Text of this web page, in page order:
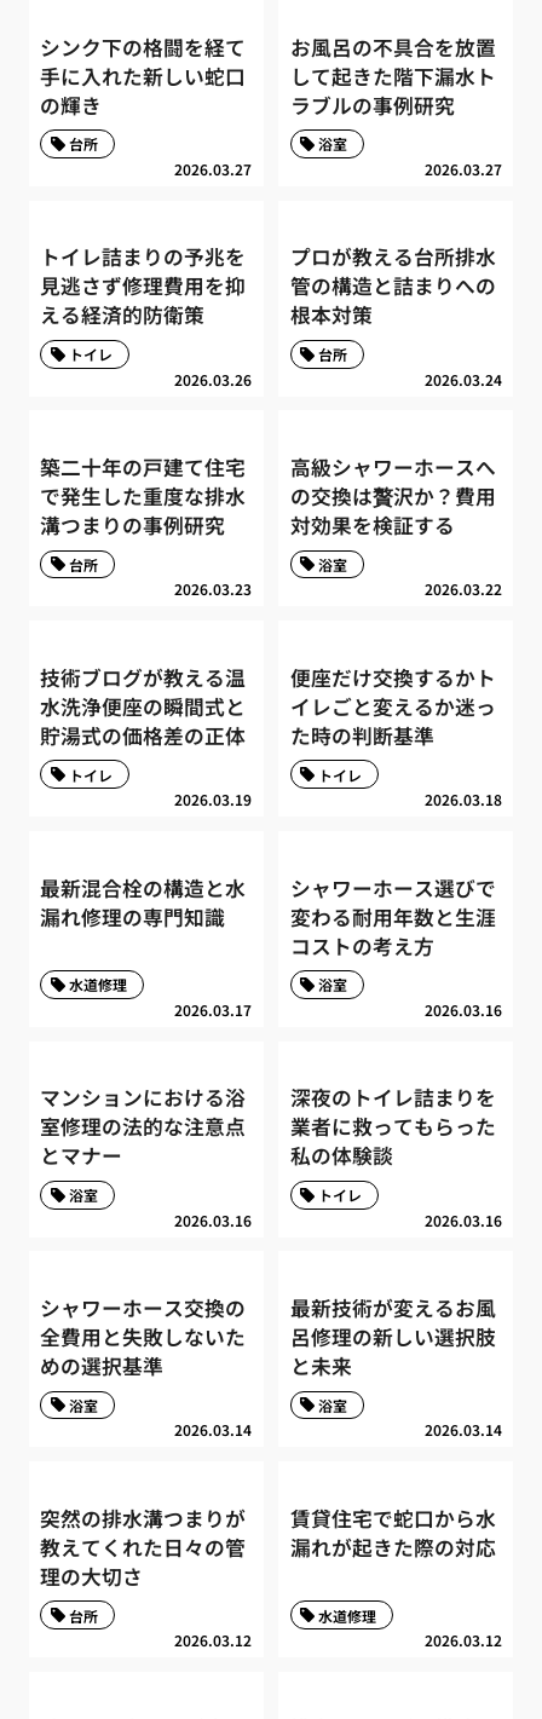
シンク下の格闘を経て
手に入れた新しい蛇口
の輝き
2026.03.27
台所
お風呂の不具合を放置
して起きた階下漏水ト
ラブルの事例研究
2026.03.27
浴室
トイレ詰まりの予兆を
見逃さず修理費用を抑
える経済的防衛策
2026.03.26
トイレ
プロが教える台所排水
管の構造と詰まりへの
根本対策
2026.03.24
台所
築二十年の戸建て住宅
で発生した重度な排水
溝つまりの事例研究
2026.03.23
台所
高級シャワーホースへ
の交換は贅沢か？費用
対効果を検証する
2026.03.22
浴室
技術ブログが教える温
水洗浄便座の瞬間式と
貯湯式の価格差の正体
2026.03.19
トイレ
便座だけ交換するかト
イレごと変えるか迷っ
た時の判断基準
2026.03.18
トイレ
最新混合栓の構造と水
漏れ修理の専門知識
2026.03.17
水道修理
シャワーホース選びで
変わる耐用年数と生涯
コストの考え方
2026.03.16
浴室
マンションにおける浴
室修理の法的な注意点
とマナー
2026.03.16
浴室
深夜のトイレ詰まりを
業者に救ってもらった
私の体験談
2026.03.16
トイレ
シャワーホース交換の
全費用と失敗しないた
めの選択基準
2026.03.14
浴室
最新技術が変えるお風
呂修理の新しい選択肢
と未来
2026.03.14
浴室
突然の排水溝つまりが
教えてくれた日々の管
理の大切さ
2026.03.12
台所
賃貸住宅で蛇口から水
漏れが起きた際の対応
2026.03.12
水道修理